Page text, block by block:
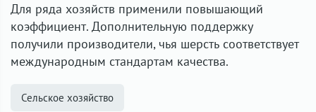
Для ряда хозяйств применили повышающий
коэффициент. Дополнительную поддержку
получили производители, чья шерсть соответствует
международным стандартам качества.
Сельское хозяйство